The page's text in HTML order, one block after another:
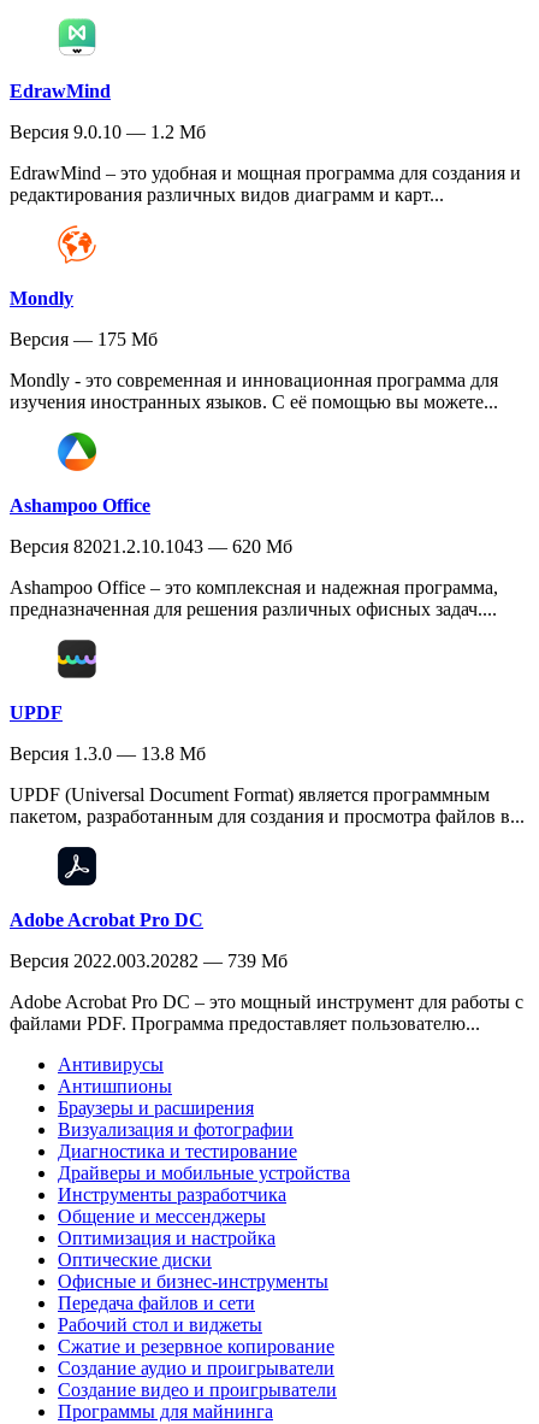
EdrawMind
Версия 9.0.10 — 1.2 Мб
EdrawMind – это удобная и мощная программа для создания и
редактирования различных видов диаграмм и карт...
Mondly
Версия — 175 Мб
Mondly - это современная и инновационная программа для
изучения иностранных языков. С её помощью вы можете...
Ashampoo Office
Версия 82021.2.10.1043 — 620 Мб
Ashampoo Office – это комплексная и надежная программа,
предназначенная для решения различных офисных задач....
UPDF
Версия 1.3.0 — 13.8 Мб
UPDF (Universal Document Format) является программным
пакетом, разработанным для создания и просмотра файлов в...
Adobe Acrobat Pro DC
Версия 2022.003.20282 — 739 Мб
Adobe Acrobat Pro DC – это мощный инструмент для работы с
файлами PDF. Программа предоставляет пользователю...
Антивирусы
Антишпионы
Браузеры и расширения
Визуализация и фотографии
Диагностика и тестирование
Драйверы и мобильные устройства
Инструменты разработчика
Общение и мессенджеры
Оптимизация и настройка
Оптические диски
Офисные и бизнес-инструменты
Передача файлов и сети
Рабочий стол и виджеты
Сжатие и резервное копирование
Создание аудио и проигрыватели
Создание видео и проигрыватели
Программы для майнинга